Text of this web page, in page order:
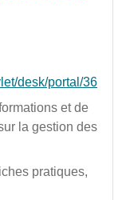
desk/portal/36
et de
la gestion des
pratiques,